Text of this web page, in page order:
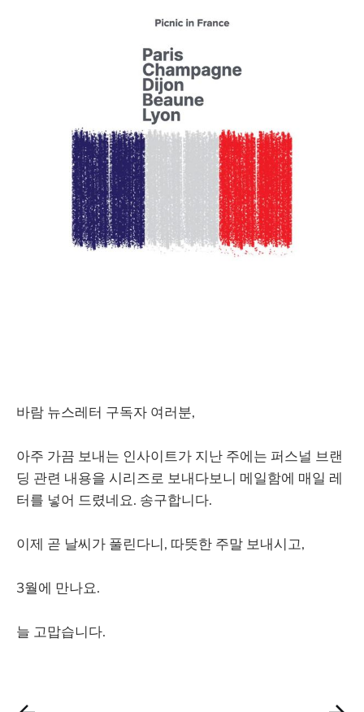
바람 뉴스레터 구독자 여러분,
아주 가끔 보내는 인사이트가 지난 주에는 퍼스널 브랜
딩 관련 내용을 시리즈로 보내다보니 메일함에 매일 레
터를 넣어 드렸네요. 송구합니다.
이제 곧 날씨가 풀린다니, 따뜻한 주말 보내시고,
3월에 만나요.
늘 고맙습니다.